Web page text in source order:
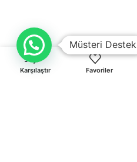
Karşılaştır Favoriler
Müsteri Destek